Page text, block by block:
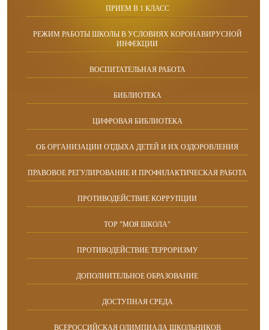
ПРИЕМ В 1 КЛАСС
РЕЖИМ РАБОТЫ ШКОЛЫ В УСЛОВИЯХ КОРОНАВИРУСНОЙ
ИНФЕКЦИИ
ВОСПИТАТЕЛЬНАЯ РАБОТА
БИБЛИОТЕКА
ЦИФРОВАЯ БИБЛИОТЕКА
ОБ ОРГАНИЗАЦИИ ОТДЫХА ДЕТЕЙ И ИХ ОЗДОРОВЛЕНИЯ
ПРАВОВОЕ РЕГУЛИРОВАНИЕ И ПРОФИЛАКТИЧЕСКАЯ РАБОТА
ПРОТИВОДЕЙСТВИЕ КОРРУПЦИИ
ТОР "МОЯ ШКОЛА"
ПРОТИВОДЕЙСТВИЕ ТЕРРОРИЗМУ
ДОПОЛНИТЕЛЬНОЕ ОБРАЗОВАНИЕ
ДОСТУПНАЯ СРЕДА
ВСЕРОССИЙСКАЯ ОЛИМПИАДА ШКОЛЬНИКОВ